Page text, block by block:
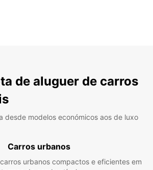
de aluguer de carros
desde modelos económicos aos de luxo
Carros urbanos
urbanos compactos e eficientes em